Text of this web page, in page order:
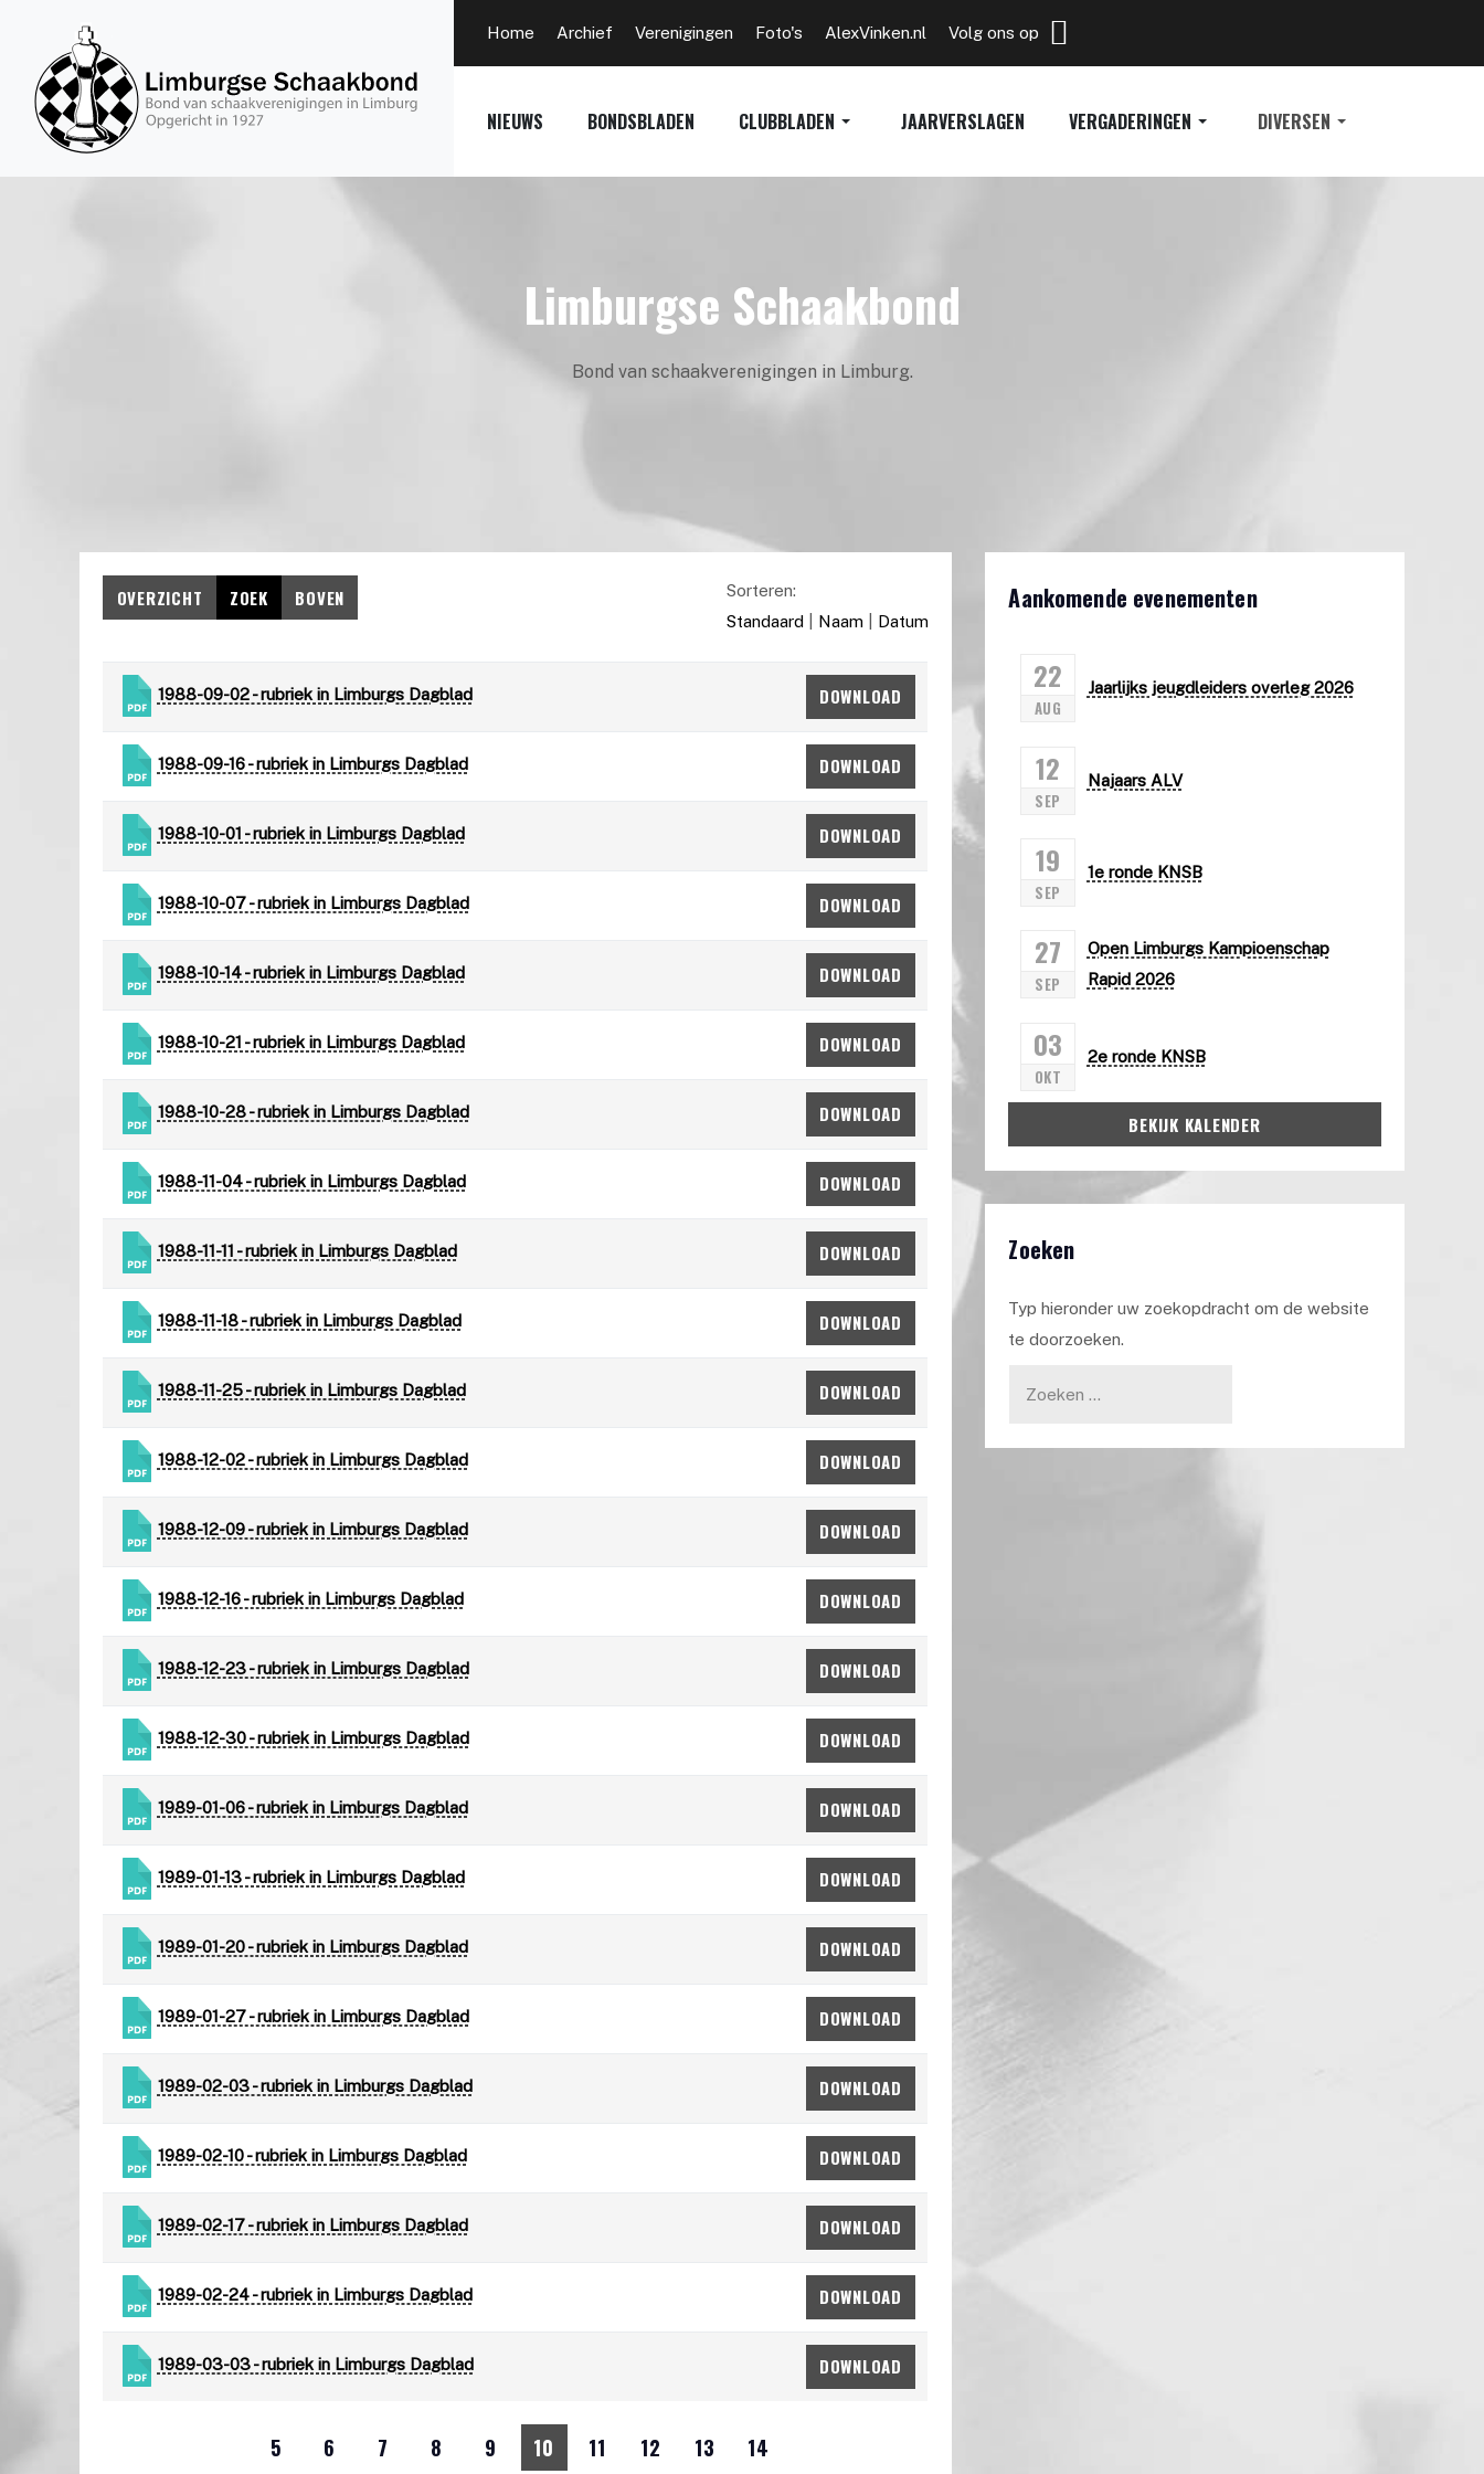
Home Archief Verenigingen Foto's AlexVinken.nl Volg ons op
NIEUWS BONDSBLADEN CLUBBLADEN JAARVERSLAGEN VERGADERINGEN DIVERSEN
Limburgse Schaakbond
Bond van schaakverenigingen in Limburg.
OVERZICHT ZOEK BOVEN
Sorteren:
Standaard| Naam| Datum
1988-09-02 - rubriek in Limburgs Dagblad DOWNLOAD
1988-09-16 - rubriek in Limburgs Dagblad DOWNLOAD
1988-10-01 - rubriek in Limburgs Dagblad DOWNLOAD
1988-10-07 - rubriek in Limburgs Dagblad DOWNLOAD
1988-10-14 - rubriek in Limburgs Dagblad DOWNLOAD
1988-10-21 - rubriek in Limburgs Dagblad DOWNLOAD
1988-10-28 - rubriek in Limburgs Dagblad DOWNLOAD
1988-11-04 - rubriek in Limburgs Dagblad DOWNLOAD
1988-11-11 - rubriek in Limburgs Dagblad DOWNLOAD
1988-11-18 - rubriek in Limburgs Dagblad DOWNLOAD
1988-11-25 - rubriek in Limburgs Dagblad DOWNLOAD
1988-12-02 - rubriek in Limburgs Dagblad DOWNLOAD
1988-12-09 - rubriek in Limburgs Dagblad DOWNLOAD
1988-12-16 - rubriek in Limburgs Dagblad DOWNLOAD
1988-12-23 - rubriek in Limburgs Dagblad DOWNLOAD
1988-12-30 - rubriek in Limburgs Dagblad DOWNLOAD
1989-01-06 - rubriek in Limburgs Dagblad DOWNLOAD
1989-01-13 - rubriek in Limburgs Dagblad DOWNLOAD
1989-01-20 - rubriek in Limburgs Dagblad DOWNLOAD
1989-01-27 - rubriek in Limburgs Dagblad DOWNLOAD
1989-02-03 - rubriek in Limburgs Dagblad DOWNLOAD
1989-02-10 - rubriek in Limburgs Dagblad DOWNLOAD
1989-02-17 - rubriek in Limburgs Dagblad DOWNLOAD
1989-02-24 - rubriek in Limburgs Dagblad DOWNLOAD
1989-03-03 - rubriek in Limburgs Dagblad DOWNLOAD
5 6 7 8 9 10 11 12 13 14
Aankomende evenementen
22
AUG
Jaarlijks jeugdleiders overleg 2026
12
SEP
Najaars ALV
19
SEP
1e ronde KNSB
27
SEP
Open Limburgs Kampioenschap
Rapid 2026
03
OKT
2e ronde KNSB
BEKIJK KALENDER
Zoeken
Typ hieronder uw zoekopdracht om de website
te doorzoeken.